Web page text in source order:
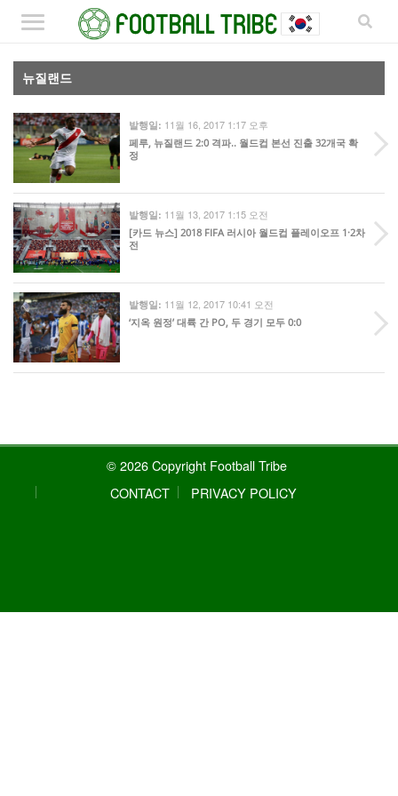
뉴질랜드
발행일: 11월 16, 2017 1:17 오후
페루, 뉴질랜드 2:0 격파.. 월드컵 본선 진출 32개국 확
정
발행일: 11월 13, 2017 1:15 오전
[카드 뉴스] 2018 FIFA 러시아 월드컵 플레이오프 1·2차
전
발행일: 11월 12, 2017 10:41 오전
‘지옥 원정’ 대륙 간 PO, 두 경기 모두 0:0
© 2026 Copyright Football Tribe
CONTACT
PRIVACY POLICY